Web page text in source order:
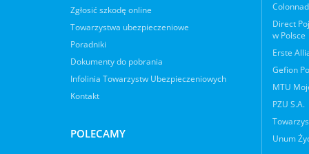
Zgłosić szkodę online
Towarzystwa ubezpieczeniowe
Poradniki
Dokumenty do pobrania
Infolinia Towarzystw Ubezpieczeniowych
Kontakt
POLECAMY
Direct
w Polsce
Erste
Gefion
MTU
PZU S.A.
Unum